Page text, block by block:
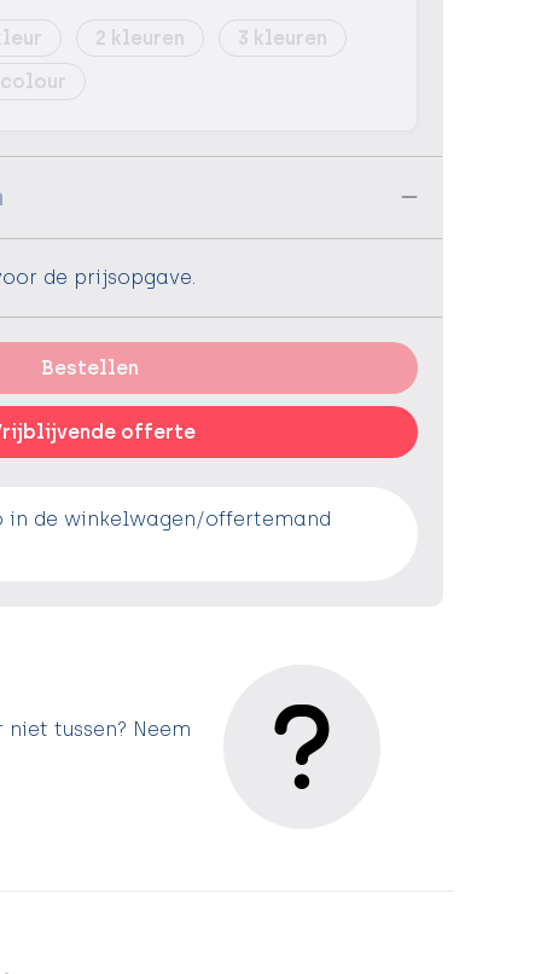
2
3
de prijsopgave.
Bestellen
offerte
in de winkelwagen/offertemand
tussen? Neem